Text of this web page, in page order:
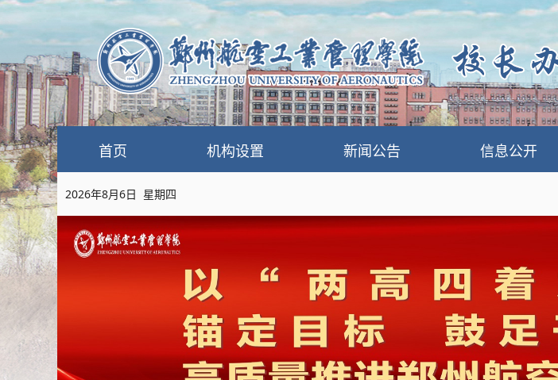
首页 机构设置 新闻公告 信息公开
2026年8月6日 星期四